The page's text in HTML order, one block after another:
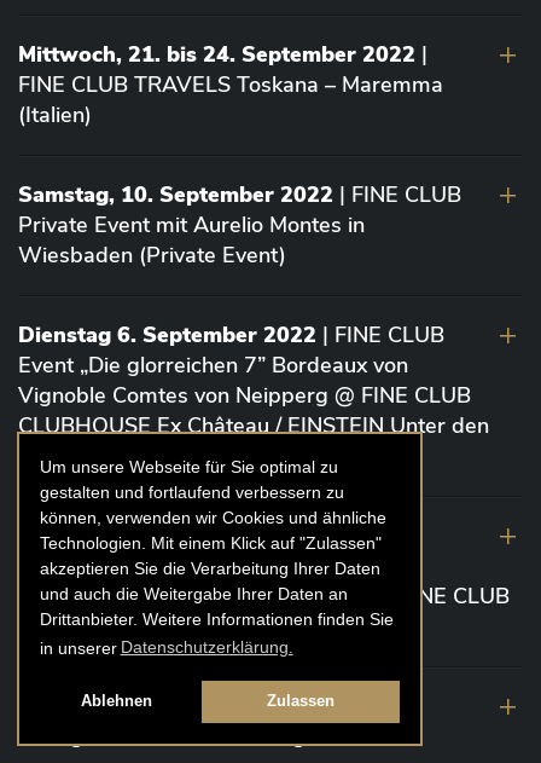
Um unsere Webseite für Sie optimal zu
gestalten und fortlaufend verbessern zu
können, verwenden wir Cookies und ähnliche
Technologien. Mit einem Klick auf "Zulassen"
akzeptieren Sie die Verarbeitung Ihrer Daten
und auch die Weitergabe Ihrer Daten an
Drittanbieter. Weitere Informationen finden Sie
in unserer Datenschutzerklärung.
Ablehnen Zulassen
Mittwoch, 21. bis 24. September 2022 |
FINE CLUB TRAVELS Toskana – Maremma
(Italien)
Samstag, 10. September 2022 | FINE CLUB
Private Event mit Aurelio Montes in
Wiesbaden (Private Event)
Dienstag 6. September 2022 | FINE CLUB
Event „Die glorreichen 7” Bordeaux von
Vignoble Comtes von Neipperg @ FINE CLUB
CLUBHOUSE Ex Château / EINSTEIN Unter den
Linden (Berlin)
19. August 2022| FINE CLUB Academy
Caviar „Die glorreichen 7“ Riesling Große
Gewächse von der Mosel aus 2020 @ FINE CLUB
Clubhouse Prunier Cologne (Köln)
29. Juli 2022
| Weinbergwanderung
Weingüter Geheimrat J. Wegeler